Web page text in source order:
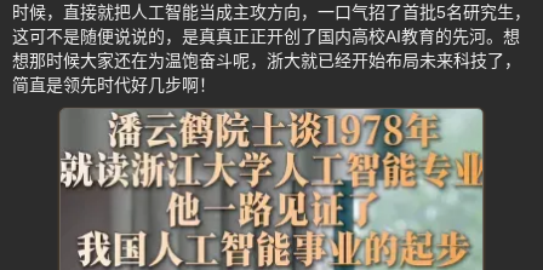
时候，直接就把人工智能当成主攻方向，一口气招了首批5名研究生，
这可不是随便说说的，是真真正正开创了国内高校AI教育的先河。想
想那时候大家还在为温饱奋斗呢，浙大就已经开始布局未来科技了，
简直是领先时代好几步啊！